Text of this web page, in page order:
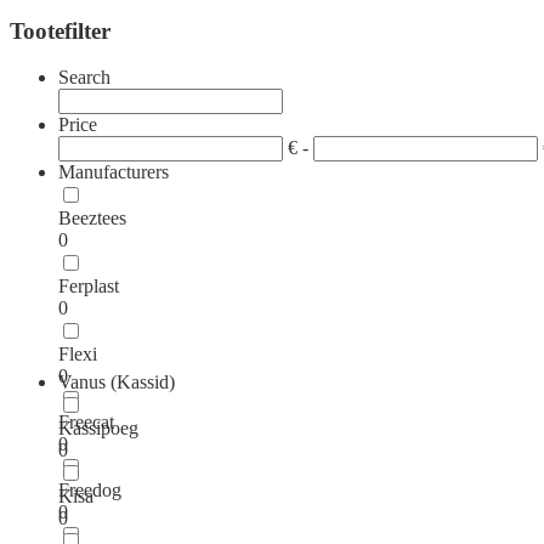
Tootefilter
Search
Price
€ -
Manufacturers
Beeztees
0
Ferplast
0
Flexi
0
Freecat
0
Freedog
0
Vanus (Kassid)
Kassipoeg
0
Kisa
0